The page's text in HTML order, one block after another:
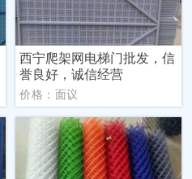
西宁爬架网电梯门批发，信
誉良好，诚信经营
价格：面议